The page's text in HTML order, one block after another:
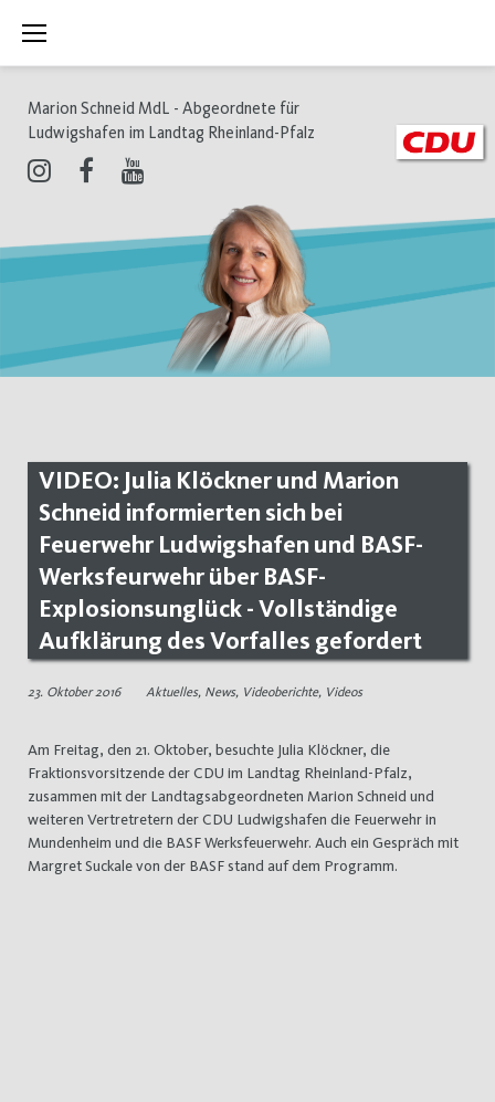
Inhalt
Marion Schneid MdL - Abgeordnete für
Ludwigshafen im Landtag Rheinland-Pfalz
VIDEO: Julia Klöckner und Marion
Schneid informierten sich bei
Feuerwehr Ludwigshafen und BASF-
Werksfeurwehr über BASF-
Explosionsunglück - Vollständige
Aufklärung des Vorfalles gefordert
23. Oktober 2016 Aktuelles, News, Videoberichte, Videos
Am Freitag, den 21. Oktober, besuchte Julia Klöckner, die
Fraktionsvorsitzende der CDU im Landtag Rheinland-Pfalz,
zusammen mit der Landtagsabgeordneten Marion Schneid und
weiteren Vertretretern der CDU Ludwigshafen die Feuerwehr in
Mundenheim und die BASF Werksfeuerwehr. Auch ein Gespräch mit
Margret Suckale von der BASF stand auf dem Programm.